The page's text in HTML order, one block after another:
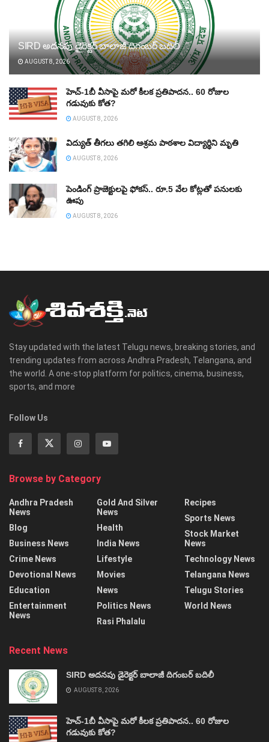
SIRD అదనపు డైరెక్టర్‌ బాలాజీ దిగంబర్‌ బదిలీ
AUGUST 8, 2026
హెచ్‌-1బీ వీసాపై మరో కీలక ప్రతిపాదన.. 60 రోజుల
గడువుకు కోత?
AUGUST 8, 2026
విద్యుత్‌ తీగలు తగిలి ఆశ్రమ పాఠశాల విద్యార్థిని మృతి
AUGUST 8, 2026
పెండింగ్‌ ప్రాజెక్టులపై ఫోకస్‌.. రూ.5 వేల కోట్లతో పనులకు
ఊపు
AUGUST 8, 2026
Stay updated with the latest Telugu news, breaking stories, and
trending updates from across Andhra Pradesh, Telangana, and
the world. A one-stop platform for politics, cinema, business,
sports, and more
Follow Us
Browse by Category
Andhra Pradesh
News
Blog
Business News
Crime News
Devotional News
Education
Entertainment
News
Gold And Silver
News
Health
India News
Lifestyle
Movies
News
Politics News
Rasi Phalalu
Recipes
Sports News
Stock Market
News
Technology News
Telangana News
Telugu Stories
World News
Recent News
SIRD అదనపు డైరెక్టర్‌ బాలాజీ దిగంబర్‌ బదిలీ
AUGUST 8, 2026
హెచ్‌-1బీ వీసాపై మరో కీలక ప్రతిపాదన.. 60 రోజుల
గడువుకు కోత?